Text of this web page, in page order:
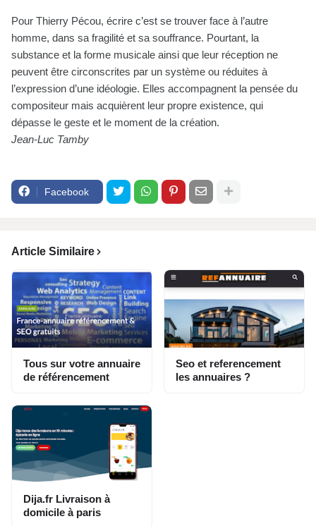
Pour Thierry Pécou, écrire c’est se trouver face à l’autre
homme, dans sa fragilité et sa souffrance. Pourtant, la
substance et la forme musicale ainsi que leur réception ne
peuvent être circonscrites par un système ou réduites à
l’expression d’une idéologie. Elles accompagnent la pensée du
compositeur mais acquièrent leur propre existence, qui
dépasse le geste et le moment de la création.
Jean-Luc Tamby
Facebook
Article Similaire
Tous sur votre annuaire
de référencement
Seo et referencement
les annuaires ?
Dija.fr Livraison à
domicile à paris